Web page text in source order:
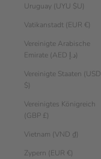
Uruguay (UYU $U)
Vatikanstadt (EUR €)
Vereinigte Arabische
Emirate (AED د.إ)
Vereinigte Staaten (USD
$)
Vereinigtes Königreich
(GBP £)
Vietnam (VND ₫)
Zypern (EUR €)